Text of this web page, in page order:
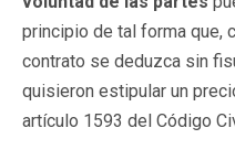
principio de tal forma que,
contrato se deduzca sin
quisieron estipular un
artículo 1593 del Código